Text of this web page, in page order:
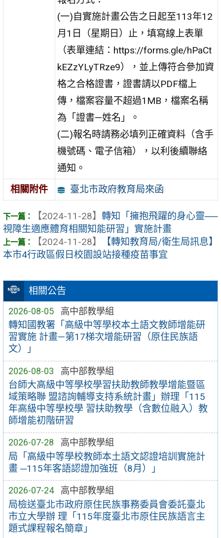
相關公告
2026-08-05 高中部教學組
轉知國教署「高級中等學校本土語文教師增能研
習實施 計畫—第17梯次增能研習（原住民族語
文）」
2026-08-03 高中部教學組
台師大高級中等學校學習扶助教師教學增能暨區
域策略聯 盟諮詢輔導支持系統計畫」辦理「115
年高級中等學校學 習扶助教學（含數位融入）教
師增能初階研習
2026-07-28 高中部教學組
局「高級中等學校教師本土語文認證培訓實施計
畫 ─115年客語認證加強班（8月）」
2026-07-24 高中部教學組
局檢送臺北市政府原住民族事務委員會委託臺北
市立大學辦 理「115年度臺北市原住民族語言主
題式課程報名簡章」
(一)自實施計畫公告之日起至113年12
月1日（星期日）止，填寫線上表單
（表單連結：https://forms.gle/hPaCt
kEZzYLyTRze9），並上傳符合參加資
格之合格證書，證書請以PDF檔上
傳，檔案容量不超過1MB，檔案名稱
為「證書—姓名」。
(二)報名時請務必填列正確資料（含手
機號碼、電子信箱），以利後續聯絡
通知。
相關附件
臺北市政府教育局來函
【2024-11-28】 轉知「擁抱飛躍的身心靈──
視障生適應體育相關知能研習」實施計畫
【2024-11-28】
【轉知教育局/衛生局訊息】
本市4行政區假日校園設站接種疫苗事宜